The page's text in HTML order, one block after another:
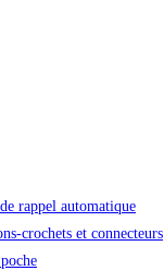
rappel automatique
crochets et connecteurs